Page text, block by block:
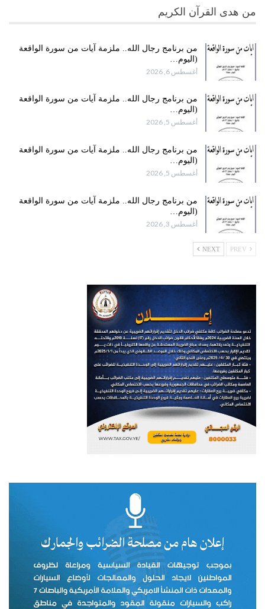
من هدى القرآن الكريم
من برنامج رجال الله.. ملزمة آيات من سورة الواقعة
(اليوم…
أغسطس 6, 2026
من برنامج رجال الله.. ملزمة آيات من سورة الواقعة
(اليوم…
أغسطس 5, 2026
من برنامج رجال الله.. ملزمة آيات من سورة الواقعة
(اليوم…
أغسطس 5, 2026
من برنامج رجال الله.. ملزمة آيات من سورة الواقعة
(اليوم…
أغسطس 3, 2026
NEXT